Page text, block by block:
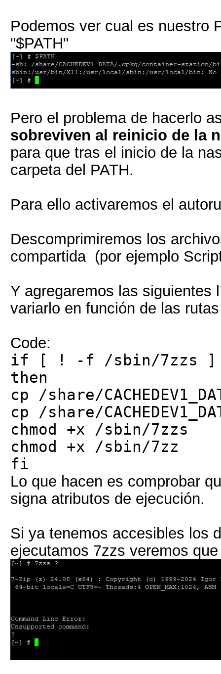
Podemos ver cual es nuestro
"$PATH"
Pero el problema de hacerlo
sobreviven al reinicio de la
para que tras el inicio de la
carpeta del PATH.
Para ello activaremos el
Descomprimiremos los
compartida (por ejemplo
Y agregaremos las siguientes
variarlo en función de las
Code:
if [ ! -f /sbin/7zzs
then
cp /share/
cp /share/
chmod +x /sbin/7zzs
chmod +x /sbin/7zz
fi
Lo que hacen es comprobar
signa atributos de ejecución.
Si ya tenemos accesibles los
ejecutamos 7zzs veremos